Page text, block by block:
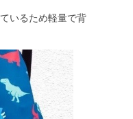
いるため軽量で背